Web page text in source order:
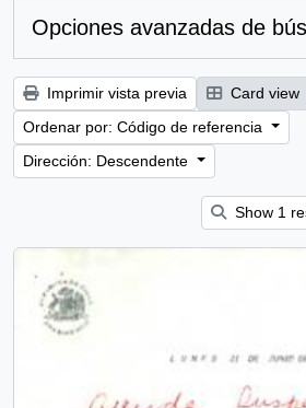
Opciones avanzadas de
Imprimir vista previa Card view
Ordenar por: Código de referencia
Dirección: Descendente
Show 1